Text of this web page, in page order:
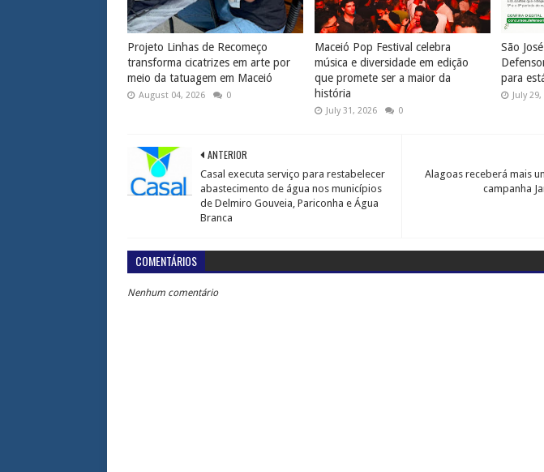
Projeto Linhas de Recomeço
transforma cicatrizes em arte por
meio da tatuagem em Maceió
August 04, 2026 0
Maceió Pop Festival celebra
música e diversidade em edição
que promete ser a maior da
história
July 31, 2026 0
São
para
July
Alagoas receberá mais
campanha
ANTERIOR
Casal executa serviço para restabelecer
abastecimento de água nos municípios
de Delmiro Gouveia, Pariconha e Água
Branca
COMENTÁRIOS
Nenhum comentário